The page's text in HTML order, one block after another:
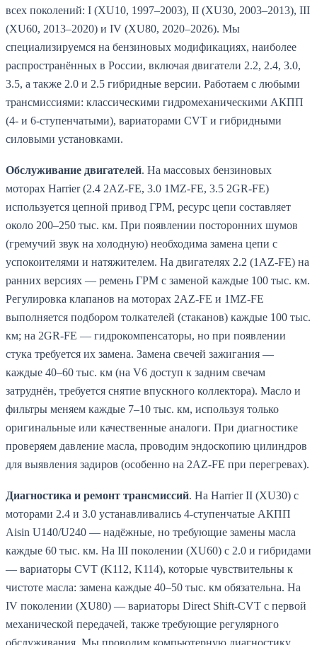
всех поколений: I (XU10, 1997–2003), II (XU30, 2003–2013), III
(XU60, 2013–2020) и IV (XU80, 2020–2026). Мы
специализируемся на бензиновых модификациях, наиболее
распространённых в России, включая двигатели 2.2, 2.4, 3.0,
3.5, а также 2.0 и 2.5 гибридные версии. Работаем с любыми
трансмиссиями: классическими гидромеханическими АКПП
(4- и 6-ступенчатыми), вариаторами CVT и гибридными
силовыми установками.
Обслуживание двигателей. На массовых бензиновых
моторах Harrier (2.4 2AZ-FE, 3.0 1MZ-FE, 3.5 2GR-FE)
используется цепной привод ГРМ, ресурс цепи составляет
около 200–250 тыс. км. При появлении посторонних шумов
(гремучий звук на холодную) необходима замена цепи с
успокоителями и натяжителем. На двигателях 2.2 (1AZ-FE) на
ранних версиях — ремень ГРМ с заменой каждые 100 тыс. км.
Регулировка клапанов на моторах 2AZ-FE и 1MZ-FE
выполняется подбором толкателей (стаканов) каждые 100 тыс.
км; на 2GR-FE — гидрокомпенсаторы, но при появлении
стука требуется их замена. Замена свечей зажигания —
каждые 40–60 тыс. км (на V6 доступ к задним свечам
затруднён, требуется снятие впускного коллектора). Масло и
фильтры меняем каждые 7–10 тыс. км, используя только
оригинальные или качественные аналоги. При диагностике
проверяем давление масла, проводим эндоскопию цилиндров
для выявления задиров (особенно на 2AZ-FE при перегревах).
Диагностика и ремонт трансмиссий. На Harrier II (XU30) с
моторами 2.4 и 3.0 устанавливались 4-ступенчатые АКПП
Aisin U140/U240 — надёжные, но требующие замены масла
каждые 60 тыс. км. На III поколении (XU60) с 2.0 и гибридами
— вариаторы CVT (K112, K114), которые чувствительны к
чистоте масла: замена каждые 40–50 тыс. км обязательна. На
IV поколении (XU80) — вариаторы Direct Shift-CVT с первой
механической передачей, также требующие регулярного
обслуживания. Мы проводим компьютерную диагностику